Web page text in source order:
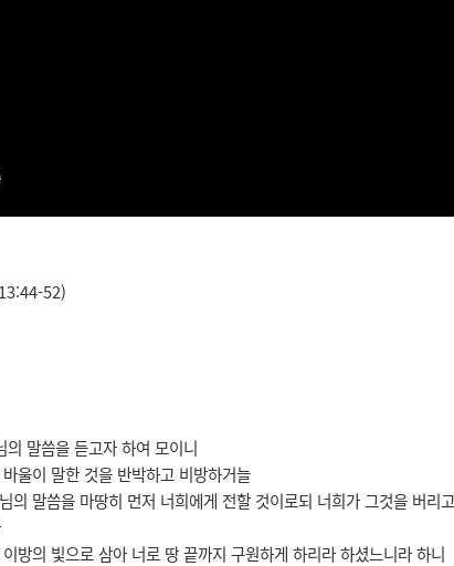
52)
말씀을 듣고자 하여 모이니
울이 말한 것을 반박하고 비방하거늘
의 말씀을 마땅히 먼저 너희에게 전할 것이로되 너희가 그것을 버리
방의 빛으로 삼아 너로 땅 끝까지 구원하게 하리라 하셨느니라 하니